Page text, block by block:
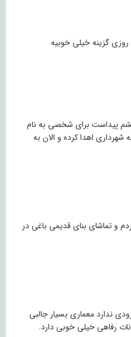
گزینه خیلی خوبیه
پیداست برای شخصی به نام
اهدا کرده و الان به
و تماشای بنای قدیمی باغی در
ندارد معماری بسیار جالبی
رفاهی خیلی خوبی دارد.